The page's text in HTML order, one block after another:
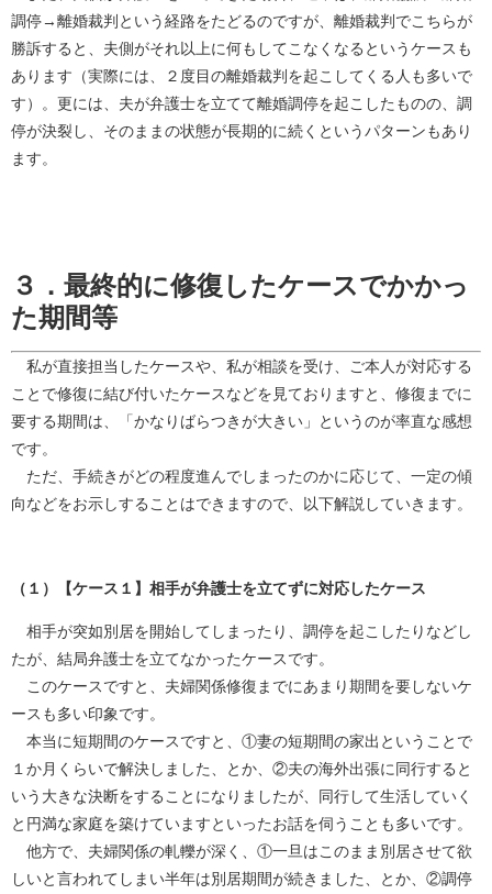
調停→離婚裁判という経路をたどるのですが、離婚裁判でこちらが
勝訴すると、夫側がそれ以上に何もしてこなくなるというケースも
あります（実際には、２度目の離婚裁判を起こしてくる人も多いで
す）。更には、夫が弁護士を立てて離婚調停を起こしたものの、調
停が決裂し、そのままの状態が長期的に続くというパターンもあり
ます。
３．最終的に修復したケースでかかっ
た期間等
私が直接担当したケースや、私が相談を受け、ご本人が対応する
ことで修復に結び付いたケースなどを見ておりますと、修復までに
要する期間は、「かなりばらつきが大きい」というのが率直な感想
です。
ただ、手続きがどの程度進んでしまったのかに応じて、一定の傾
向などをお示しすることはできますので、以下解説していきます。
（１）【ケース１】相手が弁護士を立てずに対応したケース
相手が突如別居を開始してしまったり、調停を起こしたりなどし
たが、結局弁護士を立てなかったケースです。
このケースですと、夫婦関係修復までにあまり期間を要しないケ
ースも多い印象です。
本当に短期間のケースですと、①妻の短期間の家出ということで
１か月くらいで解決しました、とか、②夫の海外出張に同行すると
いう大きな決断をすることになりましたが、同行して生活していく
と円満な家庭を築けていますといったお話を伺うことも多いです。
他方で、夫婦関係の軋轢が深く、①一旦はこのまま別居させて欲
しいと言われてしまい半年は別居期間が続きました、とか、②調停